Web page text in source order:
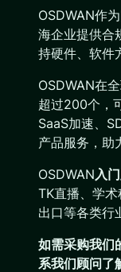
OSDWAN作
海企业提供合
持硬件、软件
OSDWAN在
超过200个，
SaaS加速、
产品服务，助
OSDWAN 入
TK直播、学
出口等各类行
如需采购我们
系我们顾问了